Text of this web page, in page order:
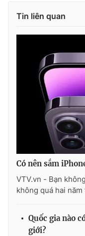
Tin liên quan
Có nên sắm
VTV.vn - Bạn
không quá hai năm
Quốc gia nào
giới?